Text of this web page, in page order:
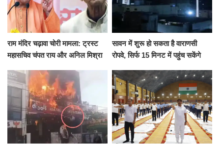
राम मंदिर चढ़ावा चोरी मामला: ट्रस्ट
महासचिव चंपत राय और अनिल मिश्रा
को नहीं...
सावन में शुरू हो सकता है वाराणसी
रोपवे, सिर्फ 15 मिनट में पहुंच सकेंगे
किराया